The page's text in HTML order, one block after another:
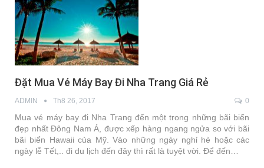
Đặt Mua Vé Máy Bay Đi Nha Trang Giá Rẻ
ADMIN Th8 26, 2017 0
Mua vé máy bay đi Nha Trang đến một trong những bãi biển
đẹp nhất Đông Nam Á, được xếp hàng ngang ngửa so với bãi
bãi biển Hawaii của Mỹ. Vào những ngày nghỉ hè hoặc các
ngày lễ Tết,.. đi du lịch đến đây thì rất là tuyệt vời. Để đến…